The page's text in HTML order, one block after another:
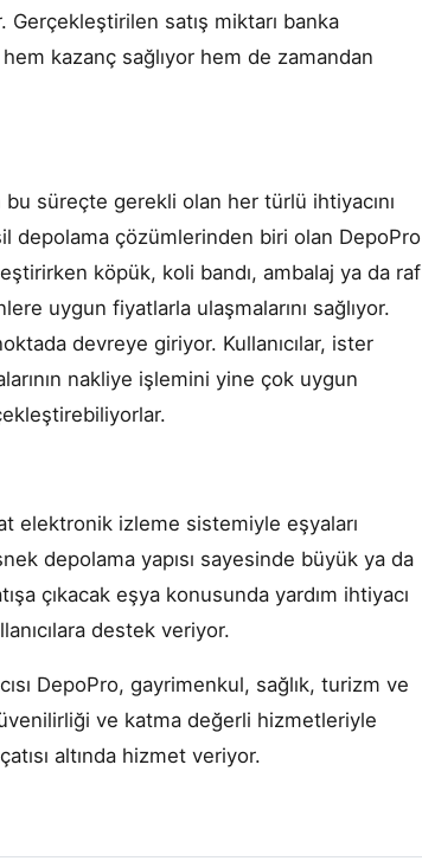
Gerçekleştirilen satış miktarı banka
hem kazanç sağlıyor hem de zamandan
süreçte gerekli olan her türlü ihtiyacını
depolama çözümlerinden biri olan DepoPro
köpük, koli bandı, ambalaj ya da raf
uygun fiyatlarla ulaşmalarını sağlıyor.
devreye giriyor. Kullanıcılar, ister
nakliye işlemini yine çok uygun
elektronik izleme sistemiyle eşyaları
depolama yapısı sayesinde büyük ya da
çıkacak eşya konusunda yardım ihtiyacı
destek veriyor.
DepoPro, gayrimenkul, sağlık, turizm ve
ve katma değerli hizmetleriyle
altında hizmet veriyor.